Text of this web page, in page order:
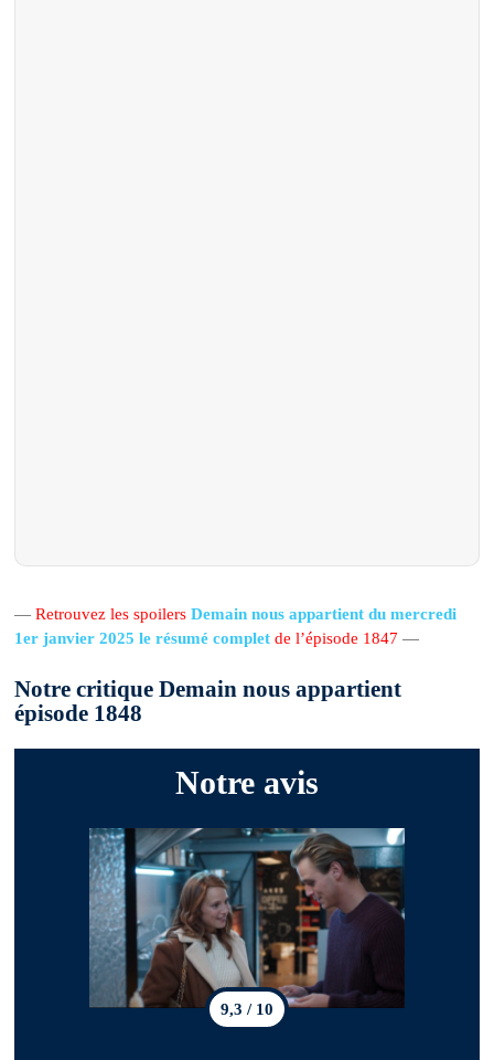
—Retrouvez les spoilersDemain nous appartient du mercredi
1er janvier 2025 le résumé complet de l’épisode 1847 —
Notre critique Demain nous appartient
épisode 1848
Notre avis
9,3 / 10